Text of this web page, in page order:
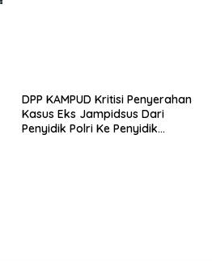
DPP KAMPUD Kritisi Penyerahan
Kasus Eks Jampidsus Dari
Penyidik Polri Ke Penyidik